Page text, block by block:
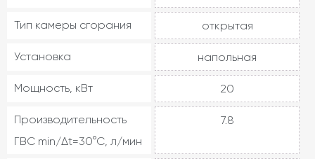
Тип камеры сгорания открытая
Установка напольная
Мощность, кВт 20
Производительность
ГВС min/Δt=30°C, л/мин
7.8